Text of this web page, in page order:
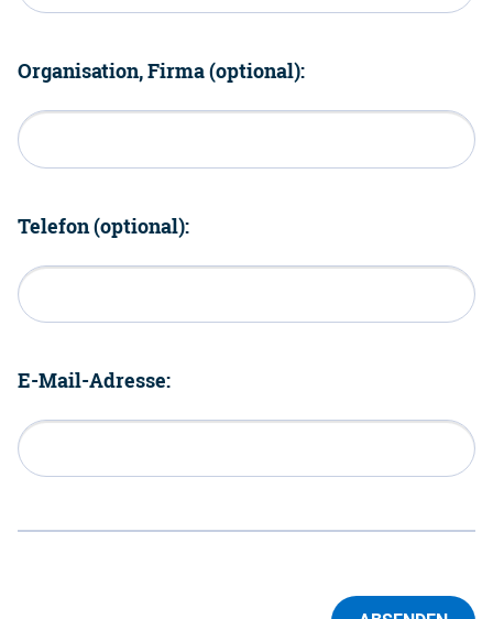
Organisation, Firma (optional):
Telefon (optional):
E-Mail-Adresse: